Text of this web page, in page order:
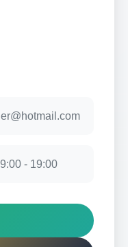
- 19:00